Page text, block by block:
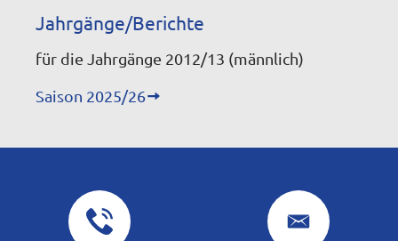
Jahrgänge/Berichte
für die Jahrgänge 2012/13 (männlich)
Saison 2025/26